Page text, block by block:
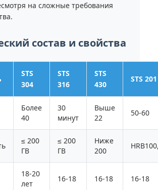
на сложные требования
состав и свойства
STS
304
STS
316
STS
430
STS 201
Более
40
30
минут
Выше
22
50-60
≤ 200
ГВ
≤ 200
ГВ
Ниже
200
18-20
лет
16-18 16-18 16-18